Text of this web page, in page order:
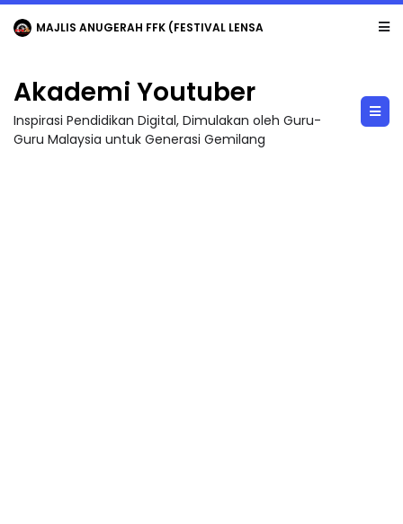
MAJLIS ANUGERAH FFK (FESTIVAL LENSA PENDIDIKAN - FLeP) 2026
Akademi Youtuber
Inspirasi Pendidikan Digital, Dimulakan oleh Guru-
Guru Malaysia untuk Generasi Gemilang